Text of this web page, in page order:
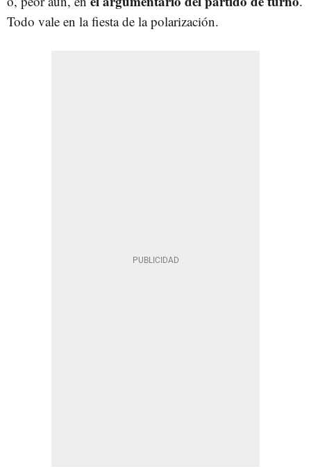
Todo vale en la fiesta de la polarización.